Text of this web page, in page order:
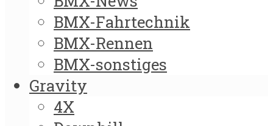
BMX-Fahrtechnik
BMX-Rennen
BMX-sonstiges
Gravity
4X